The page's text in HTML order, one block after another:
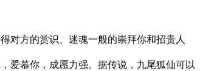
对方的赏识、迷魂一般的崇拜你和招贵人
爱慕你，成愿力强。据传说，九尾狐仙可以